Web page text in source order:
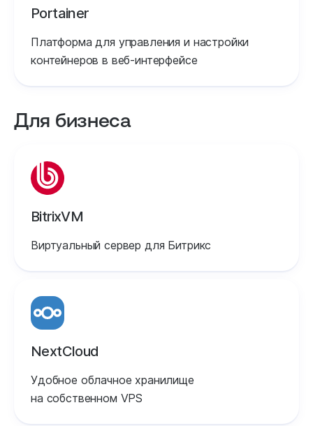
Portainer
Платформа для управления и настройки
контейнеров в веб-интерфейсе
Для бизнеса
BitrixVM
Виртуальный сервер для Битрикс
NextCloud
Удобное облачное хранилище
на собственном VPS